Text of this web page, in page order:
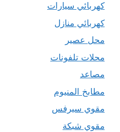
كهربائي سيارات
كهربائي منازل
محل عصير
محلات تلفونات
مصاعد
مطابخ المنيوم
مقوي سيرفس
مقوي شبكة